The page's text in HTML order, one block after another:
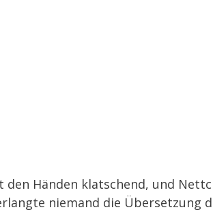
den Händen klatschend, und
niemand die Übersetzung